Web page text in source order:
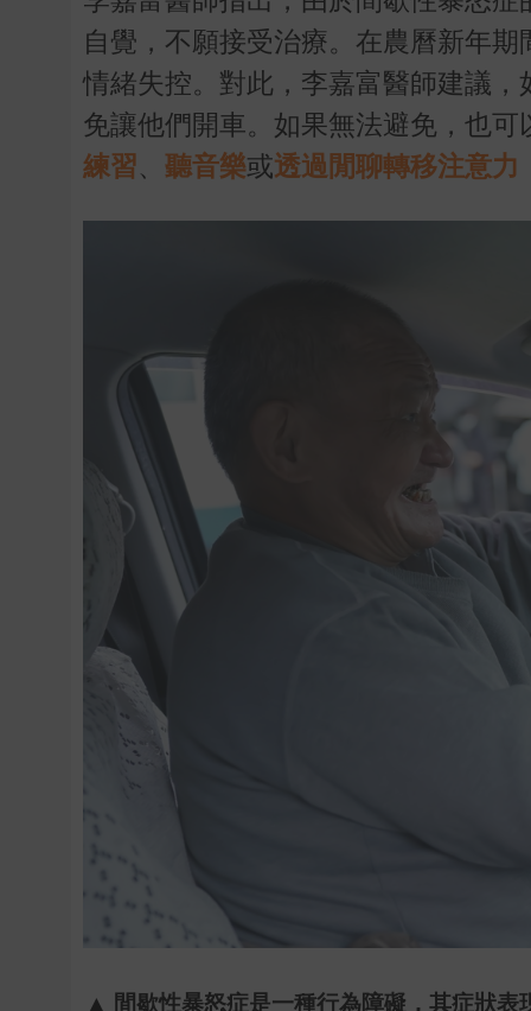
自覺，不願接受治療。在農曆新年
情緒失控。對此，李嘉富醫師建議
免讓他們開車。如果無法避免，也
練習、 聽音樂或透過閒聊轉移注意力
▲ 間歇性暴怒症是一種行為障礙，其症狀